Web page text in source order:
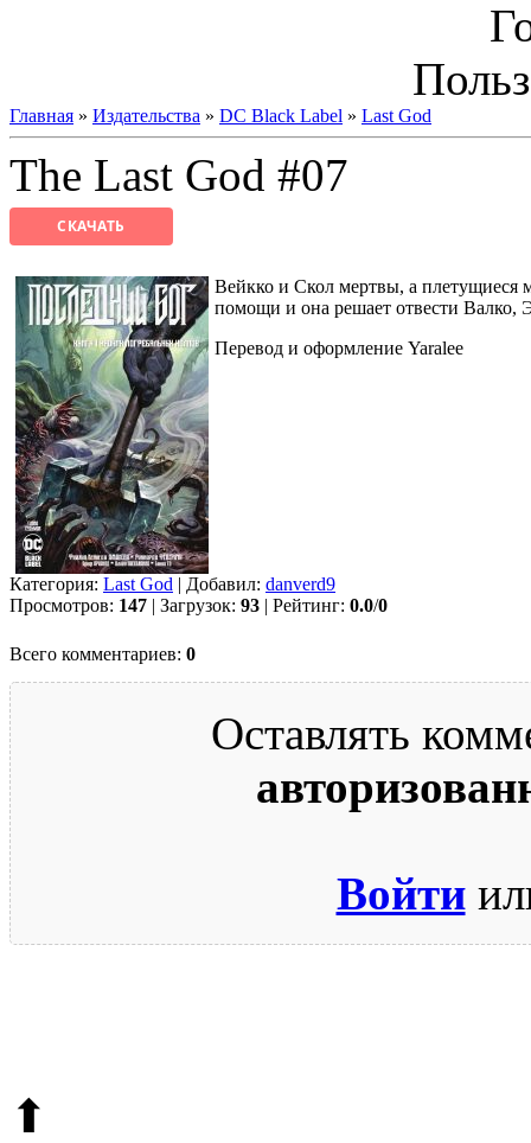
Главная » Издательства » DC Black Label » Last God
The Last God #07
СКАЧАТЬ
Вейкко и Скол мертвы, а плетущиеся
помощи и она решает отвести Валко,
Перевод и оформление Yaralee
Категория: Last God | Добавил: danverd9
Просмотров: 147 | Загрузок: 93 | Рейтинг: 0.0/0
Всего комментариев: 0
Оставлять
Войти
⬆